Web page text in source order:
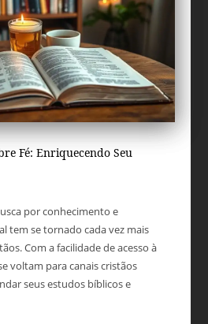
Fé: Enriquecendo Seu
por conhecimento e
tem se tornado cada vez mais
Com a facilidade de acesso à
voltam para canais cristãos
seus estudos bíblicos e